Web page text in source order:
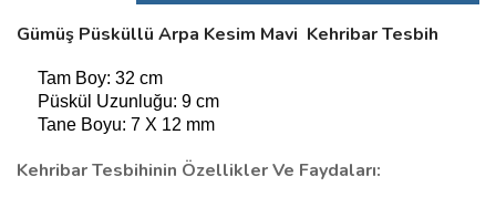
Gümüş Püsküllü Arpa Kesim Mavi Kehribar Tesbih
Tam Boy: 32 cm
Püskül Uzunluğu: 9 cm
Tane Boyu: 7 X 12 mm
Kehribar Tesbihinin Özellikler Ve Faydaları: